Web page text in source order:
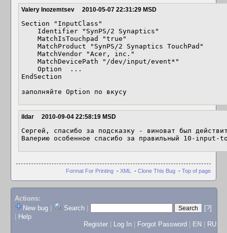
Valery Inozemtsev 2010-05-07 22:31:29 MSD
Section "InputClass"
EndSection
заполняйте Option по вкусу
ildar 2010-09-04 22:58:19 MSD
Сергей, спасибо за подсказку - виноват был
Валерию особенное спасибо за правильный 10-input-
Format For Printing - XML - Clone This Bug - Top of page
Actions:
New bug
Search
[?]
Help
Register
Log In Forgot Password EN RU